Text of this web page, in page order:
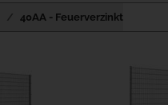
40AA - Feuerverzinkt